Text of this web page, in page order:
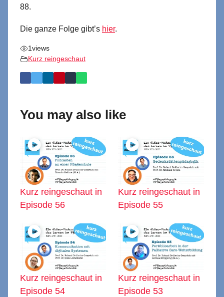
88.
Die ganze Folge gibt’s hier.
1views
Kurz reingeschaut
You may also like
Kurz reingeschaut in
Episode 56
Kurz reingeschaut in
Episode 55
Kurz reingeschaut in
Episode 54
Kurz reingeschaut in
Episode 53